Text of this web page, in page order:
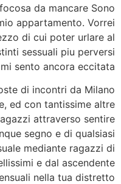
da mancare Sono
appartamento. Vorrei
di cui poter urlare al
sessuali piu perversi
sento ancora eccitata.
di incontri da Milano
ed con tantissime altre
attraverso sentire
segno e di qualsiasi
mediante ragazzi di
e dal ascendente
nella tua distretto.